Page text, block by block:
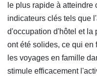
le plus rapide à
indicateurs clés tels que
d'occupation d'hôtel et la
ont été solides, ce qui en
les voyages en famille
stimule efficacement